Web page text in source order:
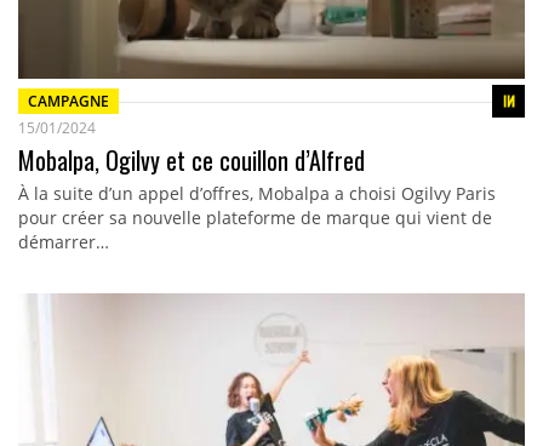
CAMPAGNE
15/01/2024
Mobalpa, Ogilvy et ce couillon d’Alfred
À la suite d’un appel d’offres, Mobalpa a choisi Ogilvy Paris
pour créer sa nouvelle plateforme de marque qui vient de
démarrer…